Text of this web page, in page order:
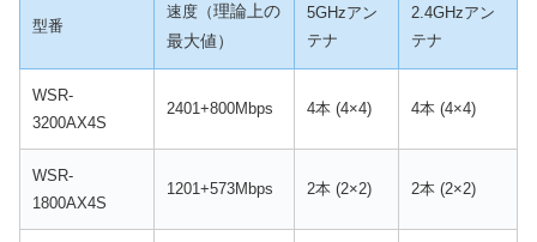
型番
速度（理論上の
最大値）
5GHzアン
テナ
2.4GHzアン
テナ
WSR-
3200AX4S
2401+800Mbps 4本 (4×4) 4本 (4×4)
WSR-
1800AX4S
1201+573Mbps 2本 (2×2) 2本 (2×2)